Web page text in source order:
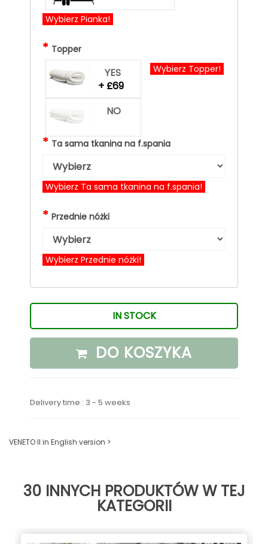
Wybierz Pianka!
* Topper
YES
+ £69
NO
Wybierz Topper!
*Ta sama tkanina na f.spania
Wybierz Ta sama tkanina na f.spania!
* Przednie nóżki
Wybierz Przednie nóżki!
IN STOCK
DO KOSZYKA
Delivery time : 3 - 5 weeks
VENETO II in English version >
30 INNYCH PRODUKTÓW W TEJ
KATEGORII